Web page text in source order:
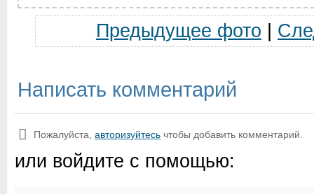
Предыдущее фото
Написать комментарий
Пожалуйста, авторизуйтесь чтобы добавить комментарий.
или войдите с помощью: